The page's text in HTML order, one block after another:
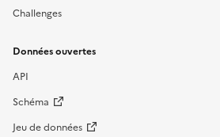
Challenges
Données ouvertes
API
Schéma
Jeu de données